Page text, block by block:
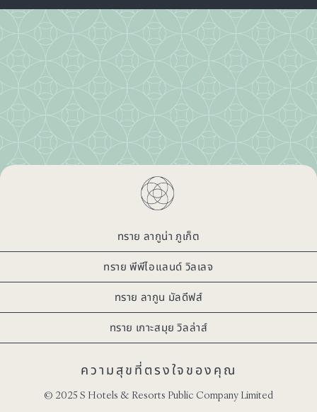
ทราย ลากูน่า ภูเก็ต
ทราย พีพีไอแลนด์ วิลเลจ
ทราย ลากูน มัลดีฟส์
ทราย เกาะสมุย วิลล่าส์
ความสุขที่ตรงใจของคุณ
© 2025 S Hotels & Resorts Public Company Limited